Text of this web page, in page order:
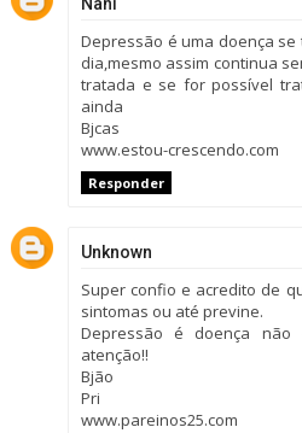
Depressão é uma doença
dia,mesmo assim continua
tratada e se for possível
ainda
Bjcas
www.estou-crescendo.com
Responder
Unknown
Super confio e acredito de
sintomas ou até previne.
Depressão é doença
atenção!!
Bjão
Pri
www.pareinos25.com